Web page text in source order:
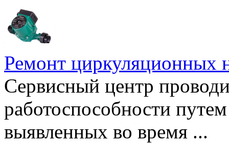
Ремонт циркуляционных
Сервисный центр
работоспособности
выявленных во время ...